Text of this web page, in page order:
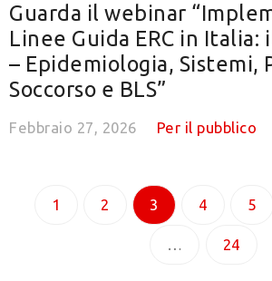
Guarda il webinar
Linee Guida ERC in Italia:
– Epidemiologia, Sistemi,
Soccorso e BLS”
Febbraio 27, 2026 Per il pubblico
1 2 3 4 5
… 24